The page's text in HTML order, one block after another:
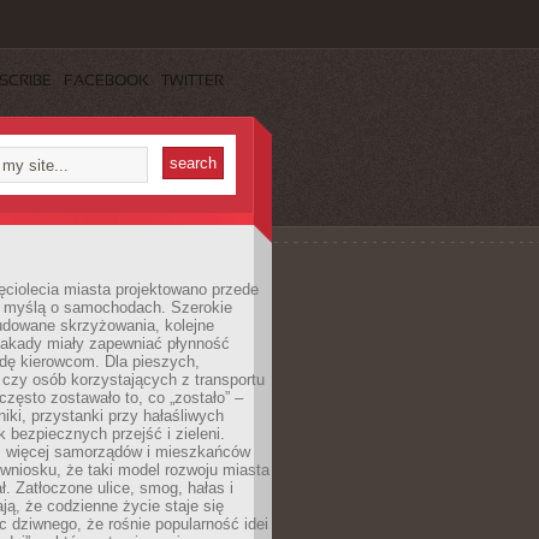
FACEBOOK TWITTER
miasta projektowano przede
o samochodach. Szerokie
skrzyżowania, kolejne
miały zapewniać płynność
kierowcom. Dla pieszych,
czy osób korzystających z transportu
zostawało to, co „zostało” –
przystanki przy hałaśliwych
bezpiecznych przejść i zieleni.
więcej samorządów i mieszkańców
że taki model rozwoju miasta
Zatłoczone ulice, smog, hałas i
że codzienne życie staje się
dziwnego, że rośnie popularność idei